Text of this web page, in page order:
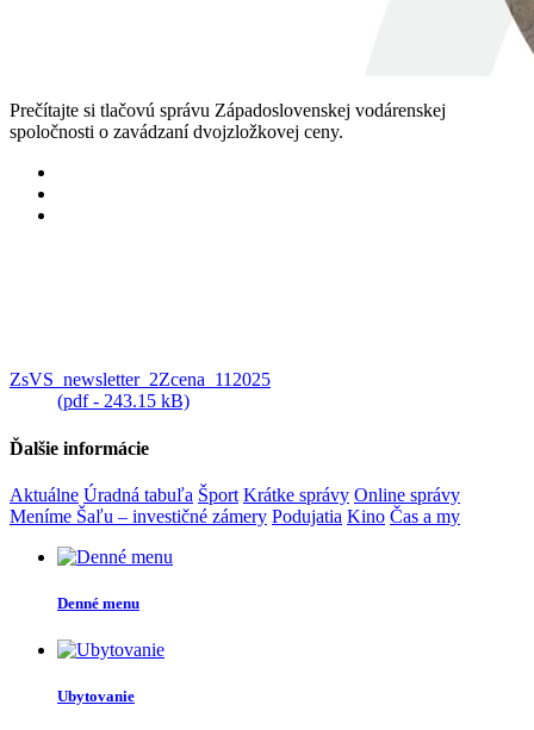
Prečítajte si tlačovú správu Západoslovenskej vodárenskej
spoločnosti o zavádzaní dvojzložkovej ceny.
ZsVS_newsletter_2Zcena_112025
(pdf - 243.15 kB)
Ďalšie informácie
Aktuálne Úradná tabuľa Šport Krátke správy Online správy
Meníme Šaľu – investičné zámery Podujatia Kino Čas a my
Denné menu
Ubytovanie